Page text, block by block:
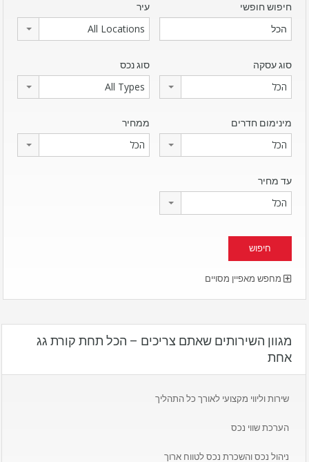
חיפוש חופשי עיר
All Locations
סוג עסקה
הכל
סוג נכס
All Types
מינימום חדרים
הכל
ממחיר
הכל
עד מחיר
הכל
מחפש מאפיין מסויים
מגוון השירותים שאתם צריכים – הכל תחת קורת גג
אחת
שירות וליווי מקצועי לאורך כל התהליך
הערכת שווי נכס
ניהול נכס והשכרת נכס לטווח ארוך